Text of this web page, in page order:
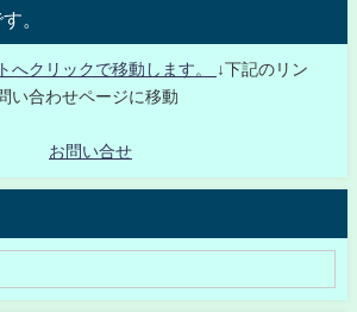
。
へクリックで移動します。
↓下記のリン
い合わせページに移動
お問い合せ